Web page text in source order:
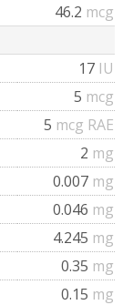
46.2 mcg
17 IU
5 mcg
5 mcg RAE
2 mg
0.007 mg
0.046 mg
4.245 mg
0.35 mg
0.15 mg